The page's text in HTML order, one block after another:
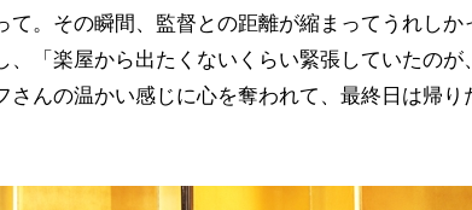
て。その瞬間、監督との距離が縮まってうれしか
、「楽屋から出たくないくらい緊張していたのが
さんの温かい感じに心を奪われて、最終日は帰り